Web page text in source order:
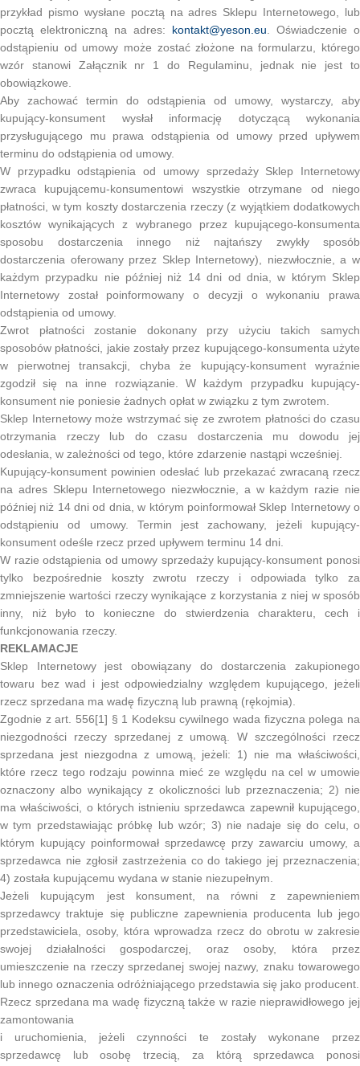
przykład pismo wysłane pocztą na adres Sklepu Internetowego, lub
pocztą elektroniczną na adres: kontakt@yeson.eu . Oświadczenie o
odstąpieniu od umowy może zostać złożone na formularzu, którego
wzór stanowi Załącznik nr 1 do Regulaminu, jednak nie jest to
obowiązkowe.
Aby zachować termin do odstąpienia od umowy, wystarczy, aby
kupujący-konsument wysłał informację dotyczącą wykonania
przysługującego mu prawa odstąpienia od umowy przed upływem
terminu do odstąpienia od umowy.
W przypadku odstąpienia od umowy sprzedaży Sklep Internetowy
zwraca kupującemu-konsumentowi wszystkie otrzymane od niego
płatności, w tym koszty dostarczenia rzeczy (z wyjątkiem dodatkowych
kosztów wynikających z wybranego przez kupującego-konsumenta
sposobu dostarczenia innego niż najtańszy zwykły sposób
dostarczenia oferowany przez Sklep Internetowy), niezwłocznie, a w
każdym przypadku nie później niż 14 dni od dnia, w którym Sklep
Internetowy został poinformowany o decyzji o wykonaniu prawa
odstąpienia od umowy.
Zwrot płatności zostanie dokonany przy użyciu takich samych
sposobów płatności, jakie zostały przez kupującego-konsumenta użyte
w pierwotnej transakcji, chyba że kupujący-konsument wyraźnie
zgodził się na inne rozwiązanie. W każdym przypadku kupujący-
konsument nie poniesie żadnych opłat w związku z tym zwrotem.
Sklep Internetowy może wstrzymać się ze zwrotem płatności do czasu
otrzymania rzeczy lub do czasu dostarczenia mu dowodu jej
odesłania, w zależności od tego, które zdarzenie nastąpi wcześniej.
Kupujący-konsument powinien odesłać lub przekazać zwracaną rzecz
na adres Sklepu Internetowego niezwłocznie, a w każdym razie nie
później niż 14 dni od dnia, w którym poinformował Sklep Internetowy o
odstąpieniu od umowy. Termin jest zachowany, jeżeli kupujący-
konsument odeśle rzecz przed upływem terminu 14 dni.
W razie odstąpienia od umowy sprzedaży kupujący-konsument ponosi
tylko bezpośrednie koszty zwrotu rzeczy i odpowiada tylko za
zmniejszenie wartości rzeczy wynikające z korzystania z niej w sposób
inny, niż było to konieczne do stwierdzenia charakteru, cech i
funkcjonowania rzeczy.
REKLAMACJE
Sklep Internetowy jest obowiązany do dostarczenia zakupionego
towaru bez wad i jest odpowiedzialny względem kupującego, jeżeli
rzecz sprzedana ma wadę fizyczną lub prawną (rękojmia).
Zgodnie z art. 556[1] § 1 Kodeksu cywilnego wada fizyczna polega na
niezgodności rzeczy sprzedanej z umową. W szczególności rzecz
sprzedana jest niezgodna z umową, jeżeli: 1) nie ma właściwości,
które rzecz tego rodzaju powinna mieć ze względu na cel w umowie
oznaczony albo wynikający z okoliczności lub przeznaczenia; 2) nie
ma właściwości, o których istnieniu sprzedawca zapewnił kupującego,
w tym przedstawiając próbkę lub wzór; 3) nie nadaje się do celu, o
którym kupujący poinformował sprzedawcę przy zawarciu umowy, a
sprzedawca nie zgłosił zastrzeżenia co do takiego jej przeznaczenia;
4) została kupującemu wydana w stanie niezupełnym.
Jeżeli kupującym jest konsument, na równi z zapewnieniem
sprzedawcy traktuje się publiczne zapewnienia producenta lub jego
przedstawiciela, osoby, która wprowadza rzecz do obrotu w zakresie
swojej działalności gospodarczej, oraz osoby, która przez
umieszczenie na rzeczy sprzedanej swojej nazwy, znaku towarowego
lub innego oznaczenia odróżniającego przedstawia się jako producent.
Rzecz sprzedana ma wadę fizyczną także w razie nieprawidłowego jej
zamontowania
i uruchomienia, jeżeli czynności te zostały wykonane przez
sprzedawcę lub osobę trzecią, za którą sprzedawca ponosi